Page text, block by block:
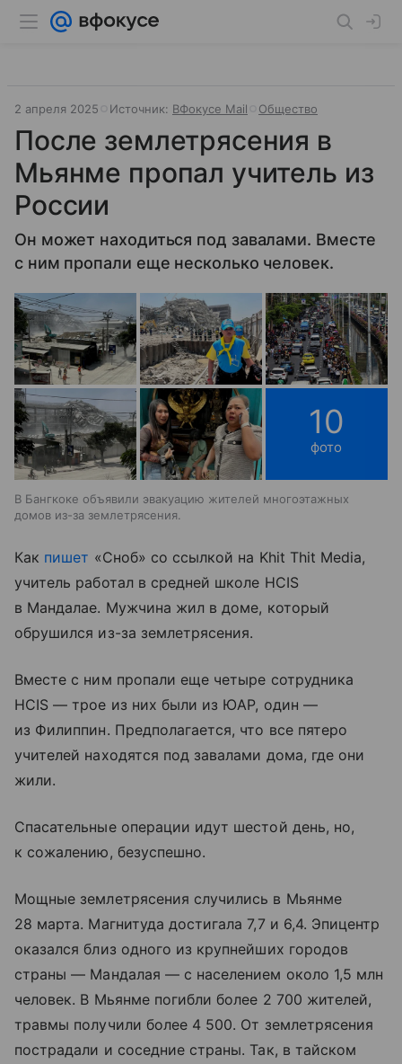
2 апреля 2025 Источник: ВФокусе Mail Общество
После землетрясения в
Мьянме пропал учитель из
России
Он может находиться под завалами. Вместе
с ним пропали еще несколько человек.
10
фото
В Бангкоке объявили эвакуацию жителей многоэтажных
домов из-за землетрясения.
Как пишет «Сноб» со ссылкой на Khit Thit Media,
учитель работал в средней школе HCIS
в Мандалае. Мужчина жил в доме, который
обрушился из-за землетрясения.
Вместе с ним пропали еще четыре сотрудника
HCIS — трое из них были из ЮАР, один —
из Филиппин. Предполагается, что все пятеро
учителей находятся под завалами дома, где они
жили.
Спасательные операции идут шестой день, но,
к сожалению, безуспешно.
Мощные землетрясения случились в Мьянме
28 марта. Магнитуда достигала 7,7 и 6,4. Эпицентр
оказался близ одного из крупнейших городов
страны — Мандалая — с населением около 1,5 млн
человек. В Мьянме погибли более 2 700 жителей,
травмы получили более 4 500. От землетрясения
пострадали и соседние страны. Так, в тайском